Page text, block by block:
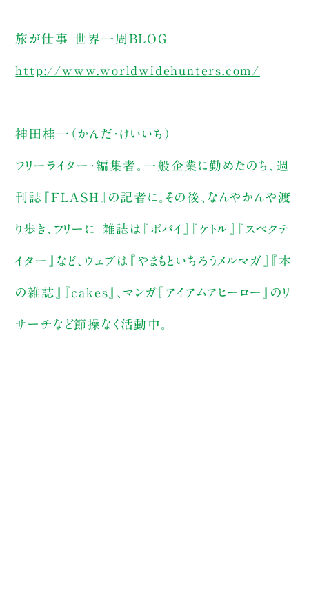
旅が仕事 世界一周BLOG
http://www.worldwidehunters.com/
神田桂一（かんだ・けいいち）
フリーライター・編集者。一般企業に勤めたのち、週
刊誌『FLASH』の記者に。その後、なんやかんや渡
り歩き、フリーに。雑誌は『ポパイ』『ケトル』『スペクテ
イター』など、ウェブは『やまもといちろうメルマガ』『本
の雑誌』『cakes』、マンガ『アイアムアヒーロー』のリ
サーチなど節操なく活動中。